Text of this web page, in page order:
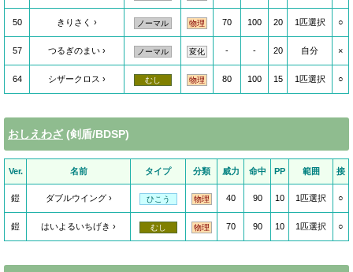
50 きりさく ノーマル 物理 70 100 20 1匹選択 ○
57 つるぎのまい ノーマル 変化 - - 20 自分 ×
64 シザークロス むし 物理 80 100 15 1匹選択 ○
おしえわざ(剣盾/BDSP)
Ver. 名前 タイプ 分類 威力 命中 PP 範囲 接
鎧 ダブルウイング ひこう 物理 40 90 10 1匹選択 ○
鎧 はいよるいちげき むし 物理 70 90 10 1匹選択 ○